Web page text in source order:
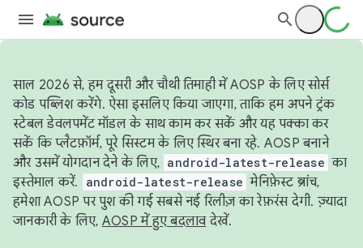
साल 2026 से, हम दूसरी और चौथी तिमाही में AOSP के लिए सोर्स
कोड पब्लिश करेंगे. ऐसा इसलिए किया जाएगा, ताकि हम अपने ट्रंक
स्टेबल डेवलपमेंट मॉडल के साथ काम कर सकें और यह पक्का कर
सकें कि प्लैटफ़ॉर्म, पूरे सिस्टम के लिए स्थिर बना रहे. AOSP बनाने
और उसमें योगदान देने के लिए, android-latest-release का
इस्तेमाल करें.
android-latest-release मेनिफ़ेस्ट ब्रांच,
हमेशा AOSP पर पुश की गई सबसे नई रिलीज़ का रेफ़रंस देगी. ज़्यादा
जानकारी के लिए, AOSP में हुए बदलावदेखें.